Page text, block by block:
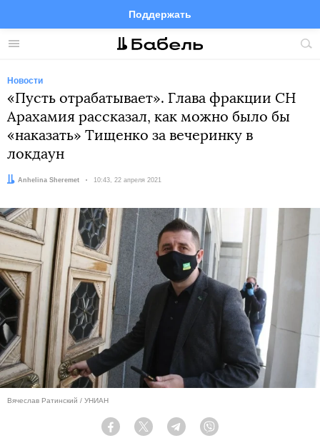
Меню
Поддержать
FacebookTelegramTwitter
Новости
«Пусть отрабатывает». Глава фракции СН
Арахамия рассказал, как можно было бы
«наказать» Тищенко за вечеринку в
локдаун
Автор:
Anhelina Sheremet Дата:
10:43, 22 апреля 2021
Вячеслав Ратинский / УНИАН
Facebook Twitter Telegram